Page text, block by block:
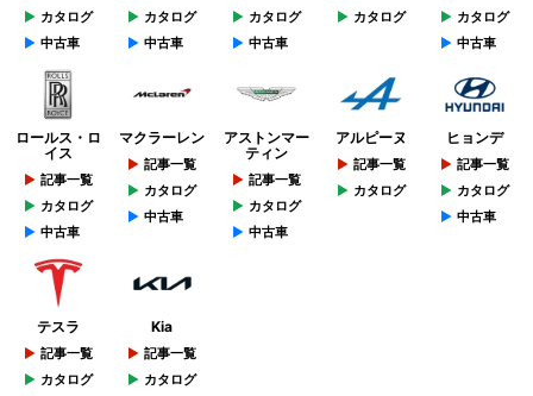
カタログ
中古車
カタログ
中古車
カタログ
中古車
カタログ
カタログ
中古車
ロールス・ロ
イス
記事一覧
カタログ
中古車
マクラーレン
記事一覧
カタログ
中古車
アストンマー
ティン
記事一覧
カタログ
中古車
アルピーヌ
記事一覧
カタログ
ヒョンデ
記事一覧
カタログ
中古車
テスラ
記事一覧
カタログ
Kia
記事一覧
カタログ